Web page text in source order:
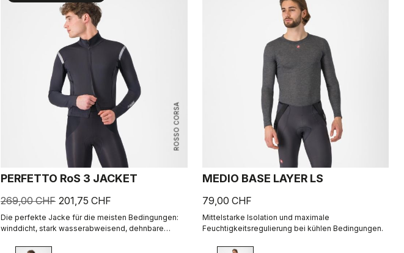
ROSSO CORSA
PERFETTO RoS 3 JACKET
269,00 CHF 201,75 CHF
Die perfekte Jacke für die meisten Bedingungen:
winddicht, stark wasserabweisend, dehnbare
dank Polartec® AirCore™-Stoff.
MEDIO BASE LAYER LS
79,00 CHF
Mittelstarke Isolation und maximale
Feuchtigkeitsregulierung bei kühlen Bedingungen.